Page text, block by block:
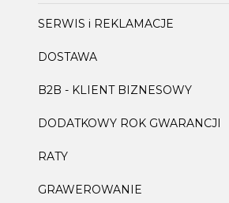
SERWIS i REKLAMACJE
DOSTAWA
B2B - KLIENT BIZNESOWY
DODATKOWY ROK GWARANCJI
RATY
GRAWEROWANIE